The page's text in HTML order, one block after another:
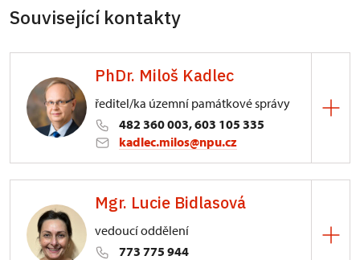
Související kontakty
PhDr. Miloš Kadlec
ředitel/ka územní památkové správy
482 360 003, 603 105 335
kadlec.milos@npu.cz
3/, Sychrov 3
Mgr. Lucie Bidlasová
vedoucí oddělení
773 775 944